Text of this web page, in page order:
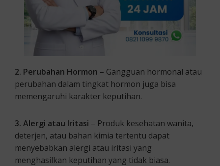
2. Perubahan Hormon – Gangguan hormonal atau
perubahan dalam tingkat hormon juga bisa
memengaruhi karakter keputihan.
3. Alergi atau Iritasi – Produk kesehatan wanita,
deterjen, atau bahan kimia tertentu dapat
menyebabkan alergi atau iritasi yang
menghasilkan keputihan yang tidak biasa.